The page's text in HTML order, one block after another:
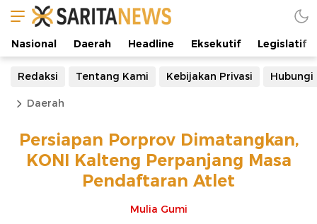
Nasional Daerah Headline Eksekutif Legislatif
Redaksi Tentang Kami Kebijakan Privasi Hubungi
Daerah
Persiapan Porprov Dimatangkan,
KONI Kalteng Perpanjang Masa
Pendaftaran Atlet
Mulia Gumi